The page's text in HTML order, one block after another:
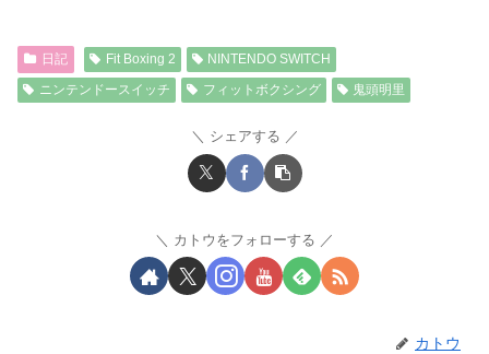
日記 Fit Boxing 2
NINTENDO SWITCH
ニンテンドースイッチ
フィットボクシング 鬼頭明里
シェアする
カトウをフォローする
カトウ